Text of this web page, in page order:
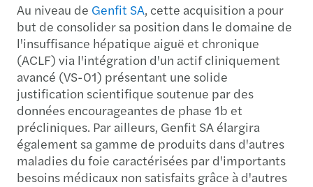
Au niveau de Genfit SA, cette acquisition a pour
but de consolider sa position dans le domaine de
l'insuffisance hépatique aiguë et chronique
(ACLF) via l'intégration d'un actif cliniquement
avancé (VS-01) présentant une solide
justification scientifique soutenue par des
données encourageantes de phase 1b et
précliniques. Par ailleurs, Genfit SA élargira
également sa gamme de produits dans d'autres
maladies du foie caractérisées par d'importants
besoins médicaux non satisfaits grâce à d'autres